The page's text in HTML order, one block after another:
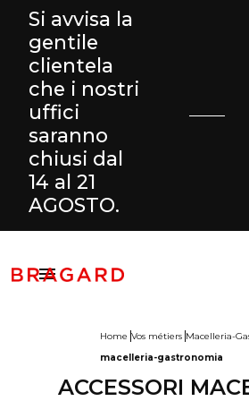
Si avvisa la
gentile
clientela
che i nostri
uffici
saranno
chiusi dal
14 al 21
AGOSTO.

Home Vos métiers Macelleria-
macelleria-gastronomia
ACCESSORI